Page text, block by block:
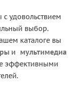
удовольствием
выбор.
каталоге вы
и
мультимедиа
эффективными